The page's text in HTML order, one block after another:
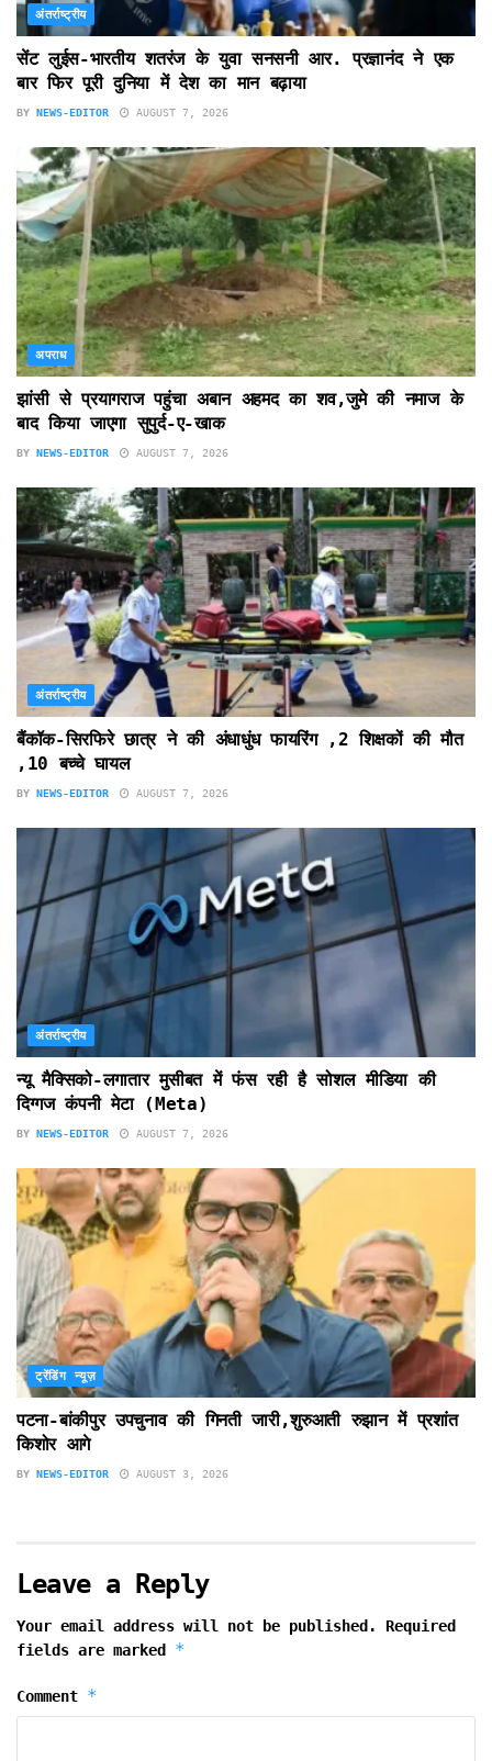
अंतर्राष्ट्रीय
सेंट लुईस-भारतीय शतरंज के युवा सनसनी आर. प्रज्ञानंद ने एक
बार फिर पूरी दुनिया में देश का मान बढ़ाया
BY NEWS-EDITOR AUGUST 7, 2026
अपराध
झांसी से प्रयागराज पहुंचा अबान अहमद का शव,जुमे की नमाज के
बाद किया जाएगा सुपुर्द-ए-खाक
BY NEWS-EDITOR AUGUST 7, 2026
अंतर्राष्ट्रीय
बैंकॉक-सिरफिरे छात्र ने की अंधाधुंध फायरिंग ,2 शिक्षकों की मौत
,10 बच्चे घायल
BY NEWS-EDITOR AUGUST 7, 2026
अंतर्राष्ट्रीय
न्यू मैक्सिको-लगातार मुसीबत में फंस रही है सोशल मीडिया की
दिग्गज कंपनी मेटा (Meta)
BY NEWS-EDITOR AUGUST 7, 2026
ट्रेंडिंग न्यूज़
पटना-बांकीपुर उपचुनाव की गिनती जारी,शुरुआती रुझान में प्रशांत
किशोर आगे
BY NEWS-EDITOR AUGUST 3, 2026
Leave a Reply
Your email address will not be published.
Required
fields are marked *
Comment *